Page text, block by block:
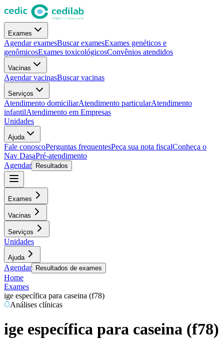
Exames
Agendar examesBuscar examesExames genéticos e
genômicosExames toxicológicosConvênios atendidos
Vacinas
Agendar vacinasBuscar vacinas
Serviços
Atendimento domiciliarAtendimento particularAtendimento
infantilAtendimento em Empresas
Unidades
Ajuda
Fale conoscoPerguntas frequentesPeça sua nota fiscalConheça o
Nav DasaPré-atendimento
Agendar
Resultados
Exames
Vacinas
Serviços
Unidades
Ajuda
Agendar Resultados de exames
Home
Exames
ige específica para caseina (f78)
Análises clínicas
ige específica para caseina (f78)